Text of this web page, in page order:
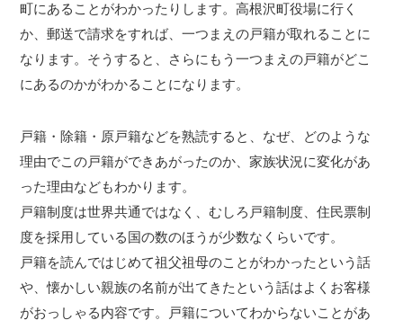
町にあることがわかったりします。高根沢町役場に行く
か、郵送で請求をすれば、一つまえの戸籍が取れることに
なります。そうすると、さらにもう一つまえの戸籍がどこ
にあるのかがわかることになります。
戸籍・除籍・原戸籍などを熟読すると、なぜ、どのような
理由でこの戸籍ができあがったのか、家族状況に変化があ
った理由などもわかります。
戸籍制度は世界共通ではなく、むしろ戸籍制度、住民票制
度を採用している国の数のほうが少数なくらいです。
戸籍を読んではじめて祖父祖母のことがわかったという話
や、懐かしい親族の名前が出てきたという話はよくお客様
がおっしゃる内容です。戸籍についてわからないことがあ